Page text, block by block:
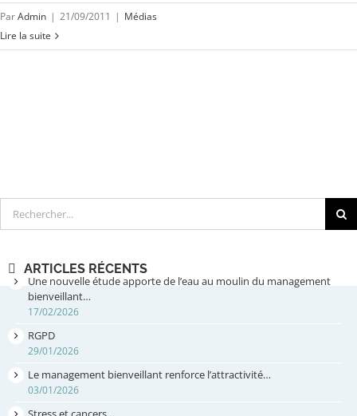
ParAdmin | 21/09/2011 | Médias
Lire la suite
Rechercher
ARTICLES RÉCENTS
Une nouvelle étude apporte de l’eau au moulin du management
bienveillant…
17/02/2026
RGPD
29/01/2026
Le management bienveillant renforce l’attractivité…
03/01/2026